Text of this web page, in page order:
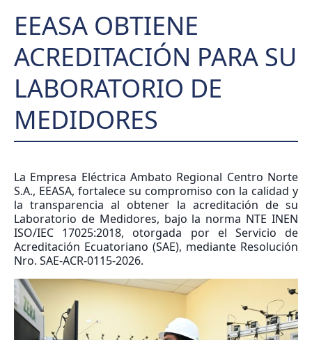
EEASA OBTIENE
ACREDITACIÓN PARA SU
LABORATORIO DE
MEDIDORES
La Empresa Eléctrica Ambato Regional Centro Norte
S.A., EEASA, fortalece su compromiso con la calidad y
la transparencia al obtener la acreditación de su
Laboratorio de Medidores, bajo la norma NTE INEN
ISO/IEC 17025:2018, otorgada por el Servicio de
Acreditación Ecuatoriano (SAE), mediante Resolución
Nro. SAE-ACR-0115-2026.